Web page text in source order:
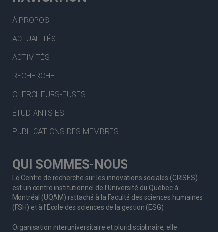
À PROPOS
ACTUALITÉS
ACTIVITÉS
RECHERCHE
CHERCHEURS-EUSES
ÉTUDIANTS-ES
PUBLICATIONS DES MEMBRES
QUI SOMMES-NOUS
Le Centre de recherche sur les innovations sociales (CRISES)
est un centre institutionnel de l’Université du Québec à
Montréal (UQAM) rattaché à la Faculté des sciences humaines
(FSH) et à l’École des sciences de la gestion (ESG).
Organisation interuniversitaire et pluridisciplinaire, elle